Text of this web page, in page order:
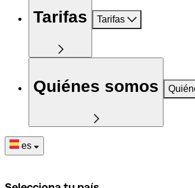
Tarifas Tarifas
Quiénes somos
es